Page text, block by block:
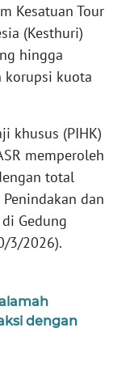
Kesatuan Tour
(Kesthuri)
hingga
korupsi kuota
khusus (PIHK)
memperoleh
total
dan
Gedung
3/2026).
dengan